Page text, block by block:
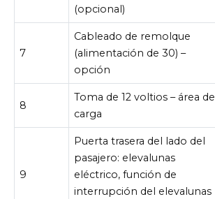
(opcional)
7
Cableado de remolque
(alimentación de 30) –
opción
8
Toma de 12 voltios – área de
carga
9
Puerta trasera del lado del
pasajero: elevalunas
eléctrico, función de
interrupción del elevalunas